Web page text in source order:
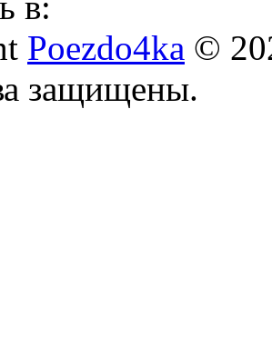
Poezdo4ka ©
защищены.